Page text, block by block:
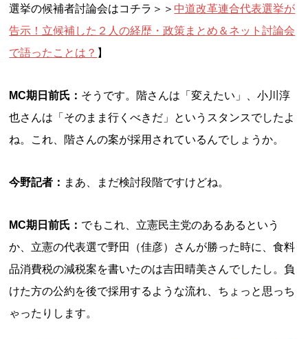
選挙の候補者討論会はコチラ＞＞ 中道改革連合代表選挙が
告示！立候補した２人の経歴・政策まとめ＆ネット討論会
で語ったことは？ 】
MC期日前氏： そうです。階さんは「変えたい」、小川淳
也さんは「そのまま行くべきだ」というスタンスでしたよ
ね。これ、階さんの案が採用されているんでしょうか。
今野記者： まあ、まだ検討段階ですけどね。
MC期日前氏： でもこれ、立憲民主党のあるあるという
か、立憲の代表選で野田（佳彦）さんが勝った時に、食料
品消費税の減税案を書いたのは吉田晴美さんでしたし。負
けた方の公約を後で採用するような流れ、ちょっと思っち
ゃったりします。